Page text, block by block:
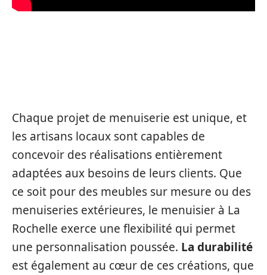
Chaque projet de menuiserie est unique, et
les artisans locaux sont capables de
concevoir des réalisations entièrement
adaptées aux besoins de leurs clients. Que
ce soit pour des meubles sur mesure ou des
menuiseries extérieures, le menuisier à La
Rochelle exerce une flexibilité qui permet
une personnalisation poussée. La durabilité
est également au cœur de ces créations, que